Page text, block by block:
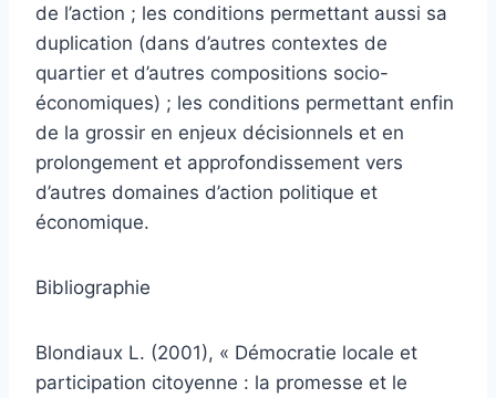
de l’action ; les conditions permettant aussi sa
duplication (dans d’autres contextes de
quartier et d’autres compositions socio-
économiques) ; les conditions permettant enfin
de la grossir en enjeux décisionnels et en
prolongement et approfondissement vers
d’autres domaines d’action politique et
économique.
Bibliographie
Blondiaux L. (2001), « Démocratie locale et
participation citoyenne : la promesse et le